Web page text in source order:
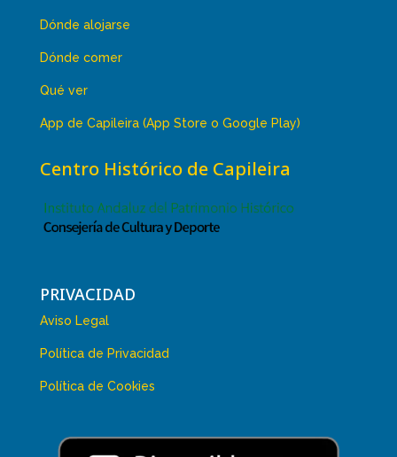
Dónde alojarse
Dónde comer
Qué ver
App de Capileira (App Store o Google Play)
Centro Histórico de Capileira
PRIVACIDAD
Aviso Legal
Política de Privacidad
Política de Cookies